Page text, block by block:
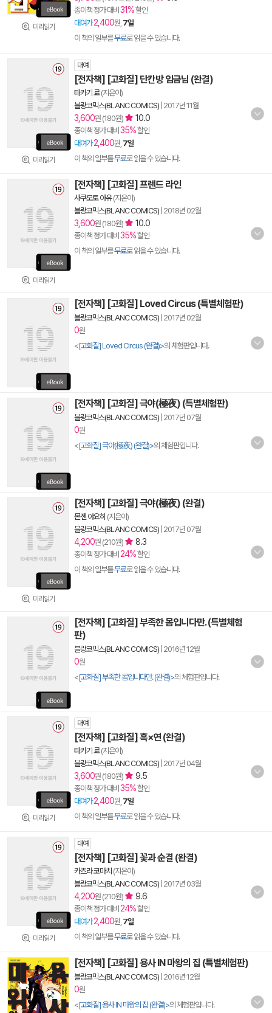
미리읽기
종이책 정가 대비 31%할인
대여가 2,400원, 7일
이 책의 일부를무료로 읽을 수 있습니다.
미리읽기
대여
[전자책] [고화질] 단칸방 임금님 (완결)
타카기 료(지은이)
블랑코믹스(BLANC COMICS) 2017년 11월
3,600원 (180원) 10.0
종이책 정가 대비 35%할인
대여가 2,400원, 7일
이 책의 일부를무료로 읽을 수 있습니다.
미리읽기
[전자책] [고화질] 프렌드 라인
사쿠모토 아유(지은이)
블랑코믹스(BLANC COMICS) 2018년 02월
3,600원 (180원) 10.0
종이책 정가 대비 35%할인
이 책의 일부를무료로 읽을 수 있습니다.
[전자책] [고화질] Loved Circus (특별체험판)
블랑코믹스(BLANC COMICS) 2017년 02월
0원
<[고화질] Loved Circus (완결)>의 체험판입니다.
[전자책] [고화질] 극야(極夜) (특별체험판)
블랑코믹스(BLANC COMICS) 2017년 07월
0원
<[고화질] 극야(極夜) (완결)>의 체험판입니다.
미리읽기
[전자책] [고화질] 극야(極夜) (완결)
몬젠 야요히 (지은이)
블랑코믹스(BLANC COMICS) 2017년 07월
4,200원 (210원) 8.3
종이책 정가 대비 24%할인
이 책의 일부를무료로 읽을 수 있습니다.
[전자책] [고화질] 부족한 몸입니다만. (특별체험
판)
블랑코믹스(BLANC COMICS) 2016년 12월
0원
<[고화질] 부족한 몸입니다만. (완결)>의 체험판입니다.
미리읽기
대여
[전자책] [고화질] 흑×연 (완결)
타카기 료(지은이)
블랑코믹스(BLANC COMICS) 2017년 04월
3,600원 (180원) 9.5
종이책 정가 대비 35%할인
대여가 2,400원, 7일
이 책의 일부를무료로 읽을 수 있습니다.
미리읽기
대여
[전자책] [고화질] 꽃과 순결 (완결)
카츠라 코마치 (지은이)
블랑코믹스(BLANC COMICS) 2017년 03월
4,200원 (210원) 9.6
종이책 정가 대비 24%할인
대여가 2,400원, 7일
이 책의 일부를무료로 읽을 수 있습니다.
[전자책] [고화질] 용사 IN 마왕의 집 (특별체험판)
블랑코믹스(BLANC COMICS) 2016년 12월
0원
<[고화질] 용사 IN 마왕의 집 (완결)>의 체험판입니다.